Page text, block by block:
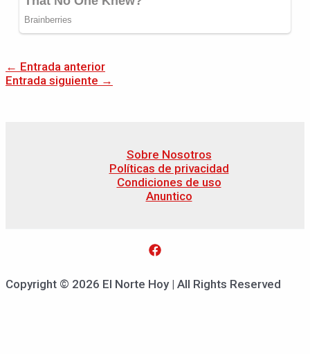
← Entrada anterior
Entrada siguiente →
Sobre Nosotros
Políticas de privacidad
Condiciones de uso
Anuntico
Copyright © 2026 El Norte Hoy | All Rights Reserved